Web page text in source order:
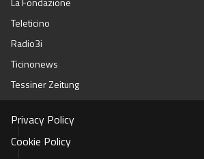
Teleticino
Radio3i
Ticinonews
Tessiner Zeitung
Privacy Policy
Cookie Policy